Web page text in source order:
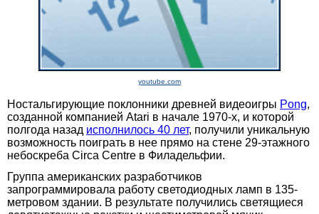
youtube.com
Ностальгирующие поклонники древней видеоигры Pong,
созданной компанией Atari в начале 1970-х, и которой
полгода назад исполнилось 40 лет, получили уникальную
возможность поиграть в нее прямо на стене 29-этажного
небоскреба Circa Centre в Филадельфии.
Группа американских разработчиков
запрограммировала работу светодиодных ламп в 135-
метровом здании. В результате получились светящиеся